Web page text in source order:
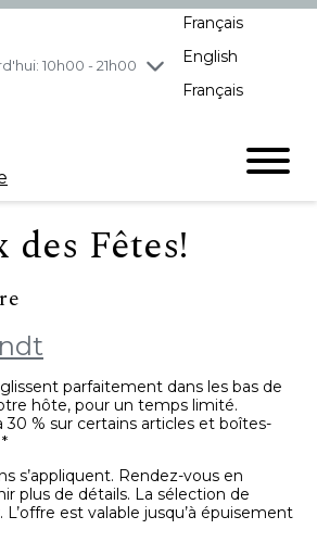
10h00 - 21h00
10h00 - 21h00
Français
English
Français
des Fêtes!
parfaitement dans les bas de
hôte, pour un temps limité.
30 % sur certains articles et boîtes-
s’appliquent. Rendez-vous en
plus de détails. La sélection de
est valable jusqu’à épuisement